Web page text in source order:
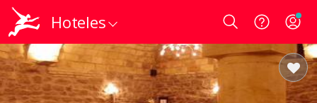
Hoteles Login